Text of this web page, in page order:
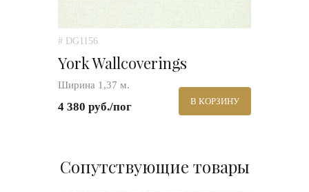
# DG1156
York Wallcoverings
Ширина 1,37 м.
4 380 руб./пог В КОРЗИНУ
Сопутствующие товары